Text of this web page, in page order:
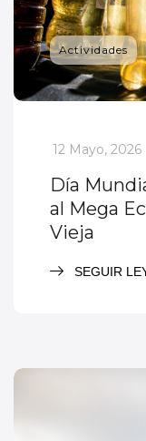
Actividades
_
12 Mayo, 2026
Día
al Mega
Vieja
SEGUIR